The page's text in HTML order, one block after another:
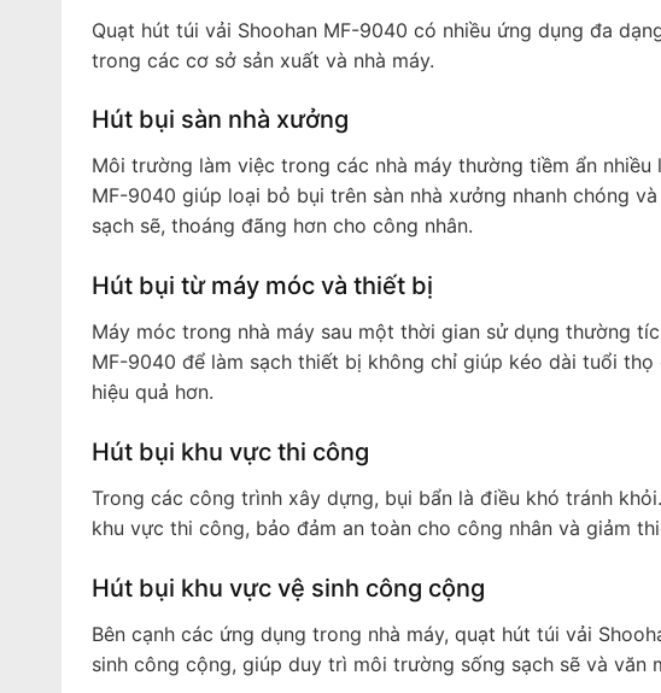
Quạt hút túi vải Shoohan MF-9040 có nhiều ứng dụng đa
trong các cơ sở sản xuất và nhà máy.
Hút bụi sàn nhà xưởng
Môi trường làm việc trong các nhà máy thường tiềm ẩn
MF-9040 giúp loại bỏ bụi trên sàn nhà xưởng nhanh chóng
sạch sẽ, thoáng đãng hơn cho công nhân.
Hút bụi từ máy móc và thiết bị
Máy móc trong nhà máy sau một thời gian sử dụng thường
MF-9040 để làm sạch thiết bị không chỉ giúp kéo dài tuổi
hiệu quả hơn.
Hút bụi khu vực thi công
Trong các công trình xây dựng, bụi bẩn là điều khó tránh
khu vực thi công, bảo đảm an toàn cho công nhân và giảm
Hút bụi khu vực vệ sinh công cộng
Bên cạnh các ứng dụng trong nhà máy, quạt hút túi vải
sinh công cộng, giúp duy trì môi trường sống sạch sẽ và văn